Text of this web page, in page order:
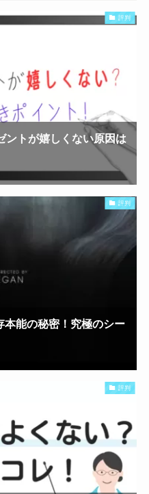
評判
ントが嬉しくない原因は
評判
能の秘密！究極のシー
評判